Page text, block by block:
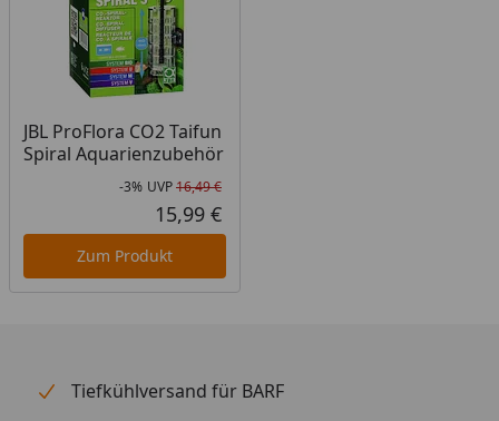
JBL ProFlora CO2 Taifun
Spiral Aquarienzubehör
Rabatt in Prozent
-3%
Ursprünglicher Preis
UVP16,49 €
Aktueller Preis
15,99 €
Zum Produkt
Tiefkühlversand für BARF